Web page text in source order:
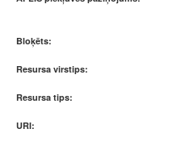
Bloķēts:
Resursa virstips:
Resursa tips:
URI: